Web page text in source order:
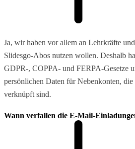
Ja, wir haben vor allem an Lehrkräfte
Slidesgo-Abos nutzen wollen. Deshalb
GDPR-, COPPA- und FERPA-Gesetze
persönlichen Daten für Nebenkonten,
verknüpft sind.
Wann verfallen die E-Mail-